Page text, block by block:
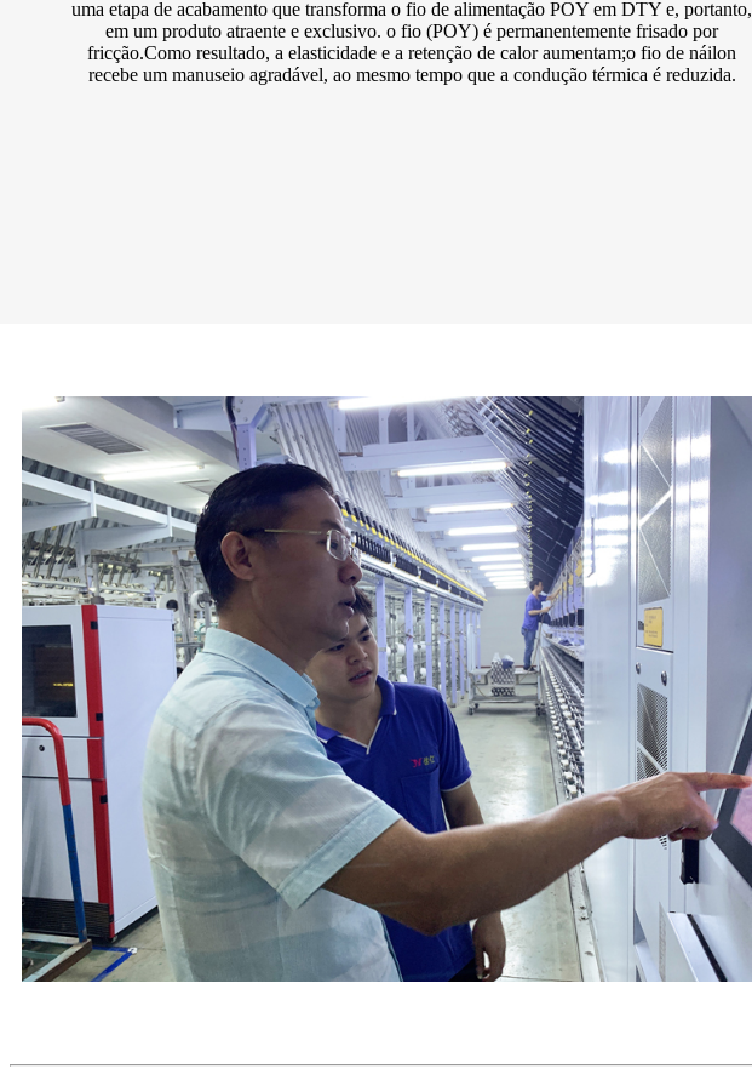
uma etapa de acabamento que transforma o fio de alimentação POY em DTY e, portanto,
em um produto atraente e exclusivo. o fio (POY) é permanentemente frisado por
fricção.Como resultado, a elasticidade e a retenção de calor aumentam;o fio de náilon
recebe um manuseio agradável, ao mesmo tempo que a condução térmica é reduzida.